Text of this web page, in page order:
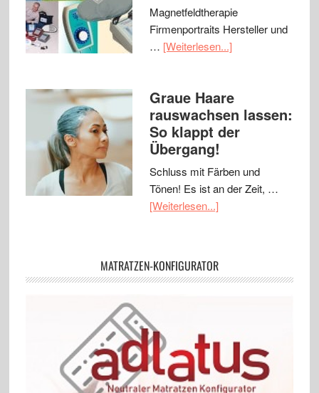
Magnetfeldtherapie
Firmenportraits Hersteller und
… [Weiterlesen...]
Graue Haare
rauswachsen lassen:
So klappt der
Übergang!
Schluss mit Färben und
Tönen! Es ist an der Zeit, …
[Weiterlesen...]
MATRATZEN-KONFIGURATOR